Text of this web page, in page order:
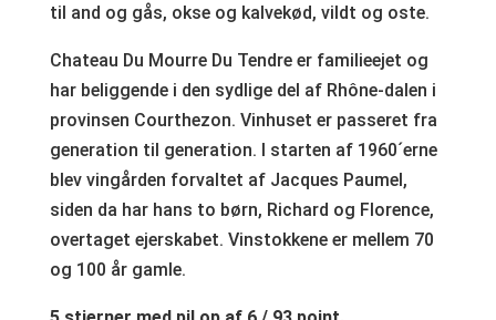
til and og gås, okse og kalvekød, vildt og oste.
Chateau Du Mourre Du Tendre er familieejet og
har beliggende i den sydlige del af Rhône-dalen i
provinsen Courthezon. Vinhuset er passeret fra
generation til generation. I starten af 1960´erne
blev vingården forvaltet af Jacques Paumel,
siden da har hans to børn, Richard og Florence,
overtaget ejerskabet. Vinstokkene er mellem 70
og 100 år gamle.